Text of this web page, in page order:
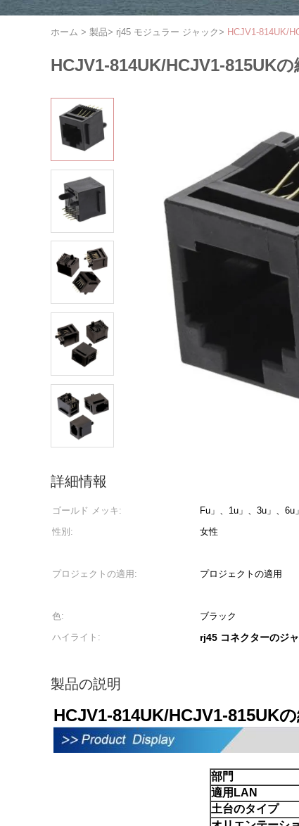
ホーム > 製品> rj45 モジュラー ジャック> HCJV1-814UK/
HCJV1-814UK/HCJV1-815UK
詳細情報
ゴールド メッキ: Fu」、1u」、3u」、6u
性別:
女性
プロジェクトの適用:
プロジェクトの適用
色:
ブラック
ハイライト:
rj45 コネクターのジ
製品の説明
HCJV1-814UK/HCJV1-815UK
部門
適用LAN
土台のタイプ